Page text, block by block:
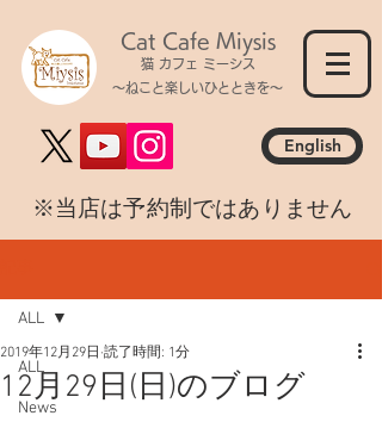
Cat Cafe Miysis
猫 カフェ ミーシス
～ねこと楽しいひとときを～
English
​※当店は予約制ではありません
ALL
News
ALL
12月29日(日)のブログ
2019年12月29日 読了時間: 1分